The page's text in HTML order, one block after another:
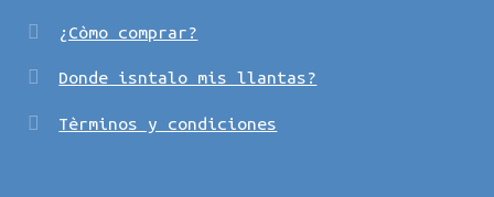
¿Còmo comprar?
Donde isntalo mis llantas?
Tèrminos y condiciones